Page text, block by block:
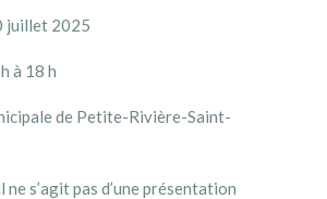
juillet 2025
à 18 h
de Petite-Rivière-Saint-
ne s’agit pas d’une présentation